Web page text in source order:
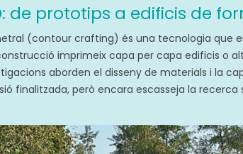
de prototips a edificis de
(contour crafting) és una tecnologia que
imprimeix capa per capa edificis o
aborden el disseny de materials i la
finalitzada, però encara escasseja la